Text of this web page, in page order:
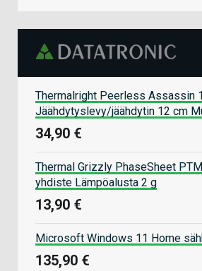
Thermalright Peerless Assassin
Jäähdytyslevy/jäähdytin 12 cm
34,90 €
Thermal Grizzly PhaseSheet
yhdiste Lämpöalusta 2 g
13,90 €
Microsoft Windows 11 Home
135,90 €